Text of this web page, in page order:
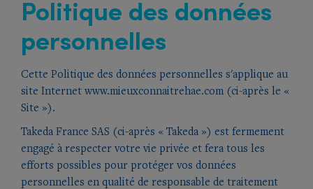
Politique des données
personnelles
Cette Politique des données personnelles s'applique au
site Internet www.mieuxconnaitrehae.com (ci-après le «
Site »).
Takeda France SAS (ci-après « Takeda ») est fermement
engagé à respecter votre vie privée et fera tous les
efforts possibles pour protéger vos données
personnelles en qualité de responsable de traitement